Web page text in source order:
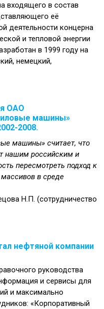
входящего в состав
её
деятельности концерна
и тепловой энергии
в 1999 году на
немецкий,
ОАО
машины»
2008.
машины» считает, что
нашим российским и
пересмотреть подход к
в среде
Н.П. (сотрудничество
нефтяной компании
руководства
и сервисы для
и максимально
«Корпоративный